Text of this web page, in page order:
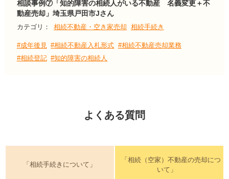
相談事例⑦「知的障害の相続人がいる不動産 名義変更＋不
動産売却」埼玉県戸田市Jさん
カテゴリ： 相続不動産・空き家売却 相続手続き
#成年後見 #相続不動産入札形式 #相続不動産売却業務
#相続登記 #知的障害の相続人
よくある質問
「相続手続きについて」
「相続（空家）不動産の売却につ
いて」